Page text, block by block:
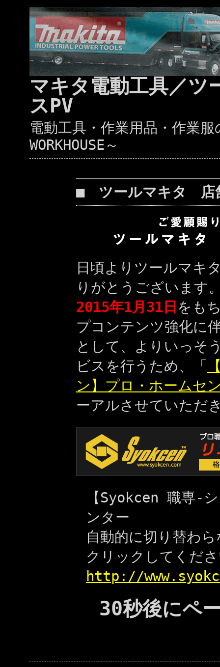
マキタ電動工具／
スPV
電動工具・作業用品・作
WORKHOUSE～
■ ツールマキタ 店
日頃よりツールマキ
りがとうございます
2015年1月31日 をも
プコンテンツ強化に
として、よりいっそ
ビスを行うため、「
ン】プロ・ホームセ
ーアルさせていただ
【Syokcen 職専-
ンター
自動的に切り替わ
クリックしてくだ
http://
30秒後にペ